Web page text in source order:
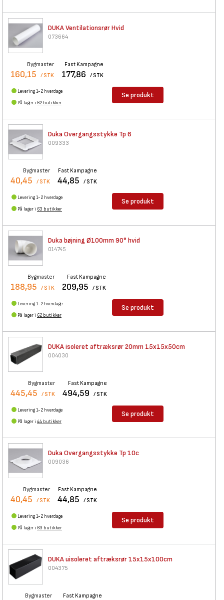
DUKA Ventilationsrør Hvid
073664
Bygmaster
160,15 / STK
Fast Kampagne
177,86 / STK
Levering 1-2 hverdage
På lager i 62 butikker
Se produkt
Duka Overgangsstykke Tp 6
009333
Bygmaster
40,45 / STK
Fast Kampagne
44,85 / STK
Levering 1-2 hverdage
På lager i 63 butikker
Se produkt
Duka bøjning Ø100mm 90° hvid
014745
Bygmaster
188,95 / STK
Fast Kampagne
209,95 / STK
Levering 1-2 hverdage
På lager i 62 butikker
Se produkt
DUKA isoleret aftræksrør 20mm 15x15x50cm
004030
Bygmaster
445,45 / STK
Fast Kampagne
494,59 / STK
Levering 1-2 hverdage
På lager i 44 butikker
Se produkt
Duka Overgangsstykke Tp 10c
009036
Bygmaster
40,45 / STK
Fast Kampagne
44,85 / STK
Levering 1-2 hverdage
På lager i 63 butikker
Se produkt
DUKA uisoleret aftræksrør15x15x100cm
004375
Bygmaster Fast Kampagne